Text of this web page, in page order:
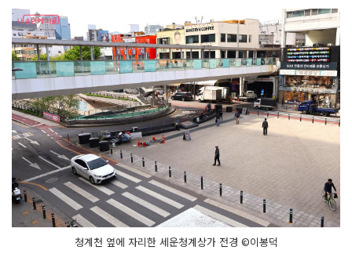
청계천 옆에 자리한 세운청계상가 전경 ©이봉덕